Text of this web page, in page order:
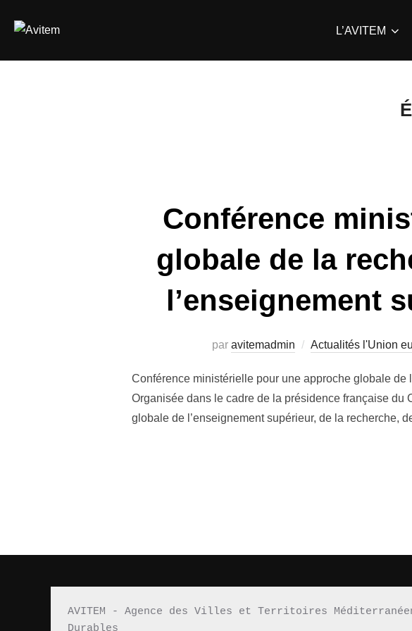
L’AVITEM
Conférence
globale de la
l’enseignement
par avitemadmin Actualités l'Union
Conférence ministérielle pour une approche globale de
Organisée dans le cadre de la présidence française
globale de l’enseignement supérieur, de la recherche,
AVITEM - Agence des Villes et Territoires
Durables